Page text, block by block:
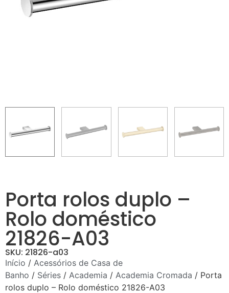
Porta rolos duplo –
Rolo doméstico
21826-A03
SKU: 21826-a03
Início / Acessórios de Casa de
Banho / Séries / Academia / Academia Cromada / Porta
rolos duplo – Rolo doméstico 21826-A03